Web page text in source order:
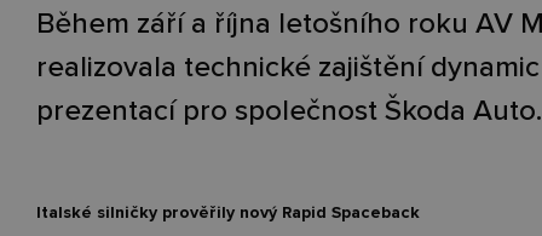
Během září a října letošního roku AV
realizovala technické zajištění
prezentací pro společnost Škoda Auto.
Italské silničky prověřily nový Rapid Spaceback